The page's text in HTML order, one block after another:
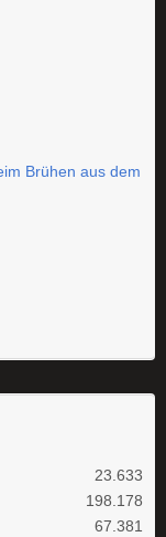
Brühen aus dem
23.633
198.178
67.381